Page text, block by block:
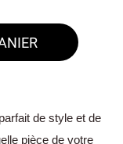
de style et de
pièce de votre